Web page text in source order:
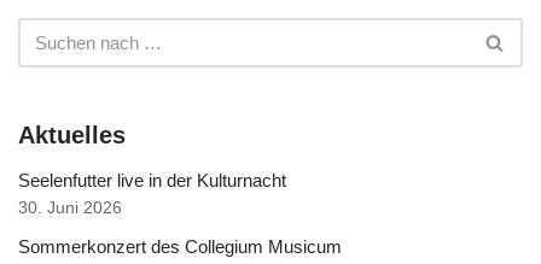
Aktuelles
Seelenfutter live in der Kulturnacht
30. Juni 2026
Sommerkonzert des Collegium Musicum